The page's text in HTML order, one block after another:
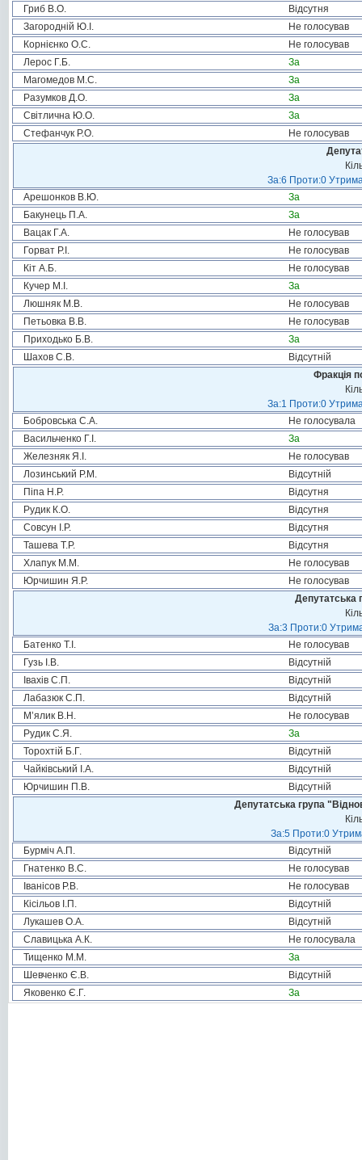
Гриб В.О.
Відсутня
Загородній Ю.І.
Не голосував
Корнієнко О.С.
Не голосував
Лерос Г.Б.
За
Магомедов М.С.
За
Разумков Д.О.
За
Світлична Ю.О.
За
Стефанчук Р.О.
Не голосував
За:6 Проти:0
Арешонков В.Ю.
За
Бакунець П.А.
За
Вацак Г.А.
Не голосував
Горват Р.І.
Не голосував
Кіт А.Б.
Не голосував
Кучер М.І.
За
Люшняк М.В.
Не голосував
Петьовка В.В.
Не голосував
Приходько Б.В.
За
Шахов С.В.
Відсутній
Фракція
За:1 Проти:0
Бобровська С.А.
Не голосувала
Васильченко Г.І.
За
Железняк Я.І.
Не голосував
Лозинський Р.М.
Відсутній
Піпа Н.Р.
Відсутня
Рудик К.О.
Відсутня
Совсун І.Р.
Відсутня
Ташева Т.Р.
Відсутня
Хлапук М.М.
Не голосував
Юрчишин Я.Р.
Не голосував
Депутатська
За:3 Проти:0
Батенко Т.І.
Не голосував
Гузь І.В.
Відсутній
Івахів С.П.
Відсутній
Лабазюк С.П.
Відсутній
М’ялик В.Н.
Не голосував
Рудик С.Я.
За
Торохтій Б.Г.
Відсутній
Чайківський І.А.
Відсутній
Юрчишин П.В.
Відсутній
Депутатська група
За:5 Проти:0
Бурміч А.П.
Відсутній
Гнатенко В.С.
Не голосував
Іванісов Р.В.
Не голосував
Кісільов І.П.
Відсутній
Лукашев О.А.
Відсутній
Славицька А.К.
Не голосувала
Тищенко М.М.
За
Шевченко Є.В.
Відсутній
Яковенко Є.Г.
За